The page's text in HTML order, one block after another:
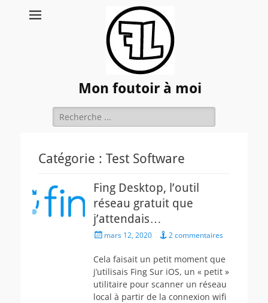
Mon foutoir à moi
Rechercher :
Catégorie : Test Software
Fing Desktop, l’outil
réseau gratuit que
j’attendais…
Postedmars 12, 2020 2 commentaires
Cela faisait un petit moment que
j’utilisais Fing Sur iOS, un « petit »
utilitaire pour scanner un réseau
local à partir de la connexion wifi